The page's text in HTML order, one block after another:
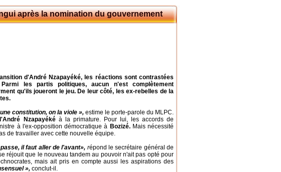
après la nomination du gouvernement
d'André Nzapayéké, les réactions sont contrastées
les partis politiques, aucun n'est complètement
qu'ils joueront le jeu. De leur côté, les ex-rebelles de la
constitution, on la viole », estime le porte-parole du MLPC.
Nzapayékéà la primature. Pour lui, les accords de
à l'ex-opposition démocratique à Bozizé.Mais nécessité
de travailler avec cette nouvelle équipe.
il faut aller de l'avant», répond le secrétaire général de
réjouit que le nouveau tandem au pouvoir n'ait pas opté pour
mais ait pris en compte aussi les aspirations des
», conclut-il.